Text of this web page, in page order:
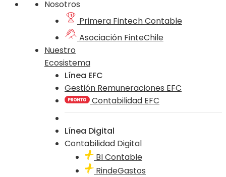
Nosotros
Primera Fintech Contable
Asociación FinteChile
Nuestro
Ecosistema
Línea EFC
Gestión Remuneraciones EFC
Contabilidad EFC
Línea Digital
Contabilidad Digital
BI Contable
RindeGastos